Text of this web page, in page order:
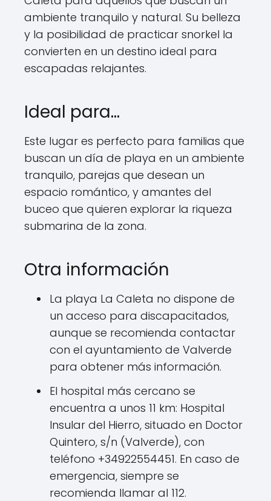
ambiente tranquilo y natural. Su belleza
y la posibilidad de practicar snorkel la
convierten en un destino ideal para
escapadas relajantes.
Ideal para…
Este lugar es perfecto para familias que
buscan un día de playa en un ambiente
tranquilo, parejas que desean un
espacio romántico, y amantes del
buceo que quieren explorar la riqueza
submarina de la zona.
Otra información
La playa La Caleta no dispone de
un acceso para discapacitados,
aunque se recomienda contactar
con el ayuntamiento de Valverde
para obtener más información.
El hospital más cercano se
encuentra a unos 11 km: Hospital
Insular del Hierro, situado en Doctor
Quintero, s/n (Valverde), con
teléfono +34922554451. En caso de
emergencia, siempre se
recomienda llamar al 112.